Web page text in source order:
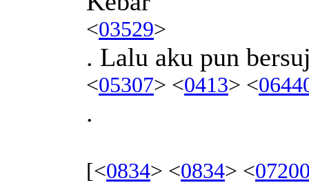
<03529>
. Lalu aku pun
<05307> <0413> <
.
[<0834> <0834> <